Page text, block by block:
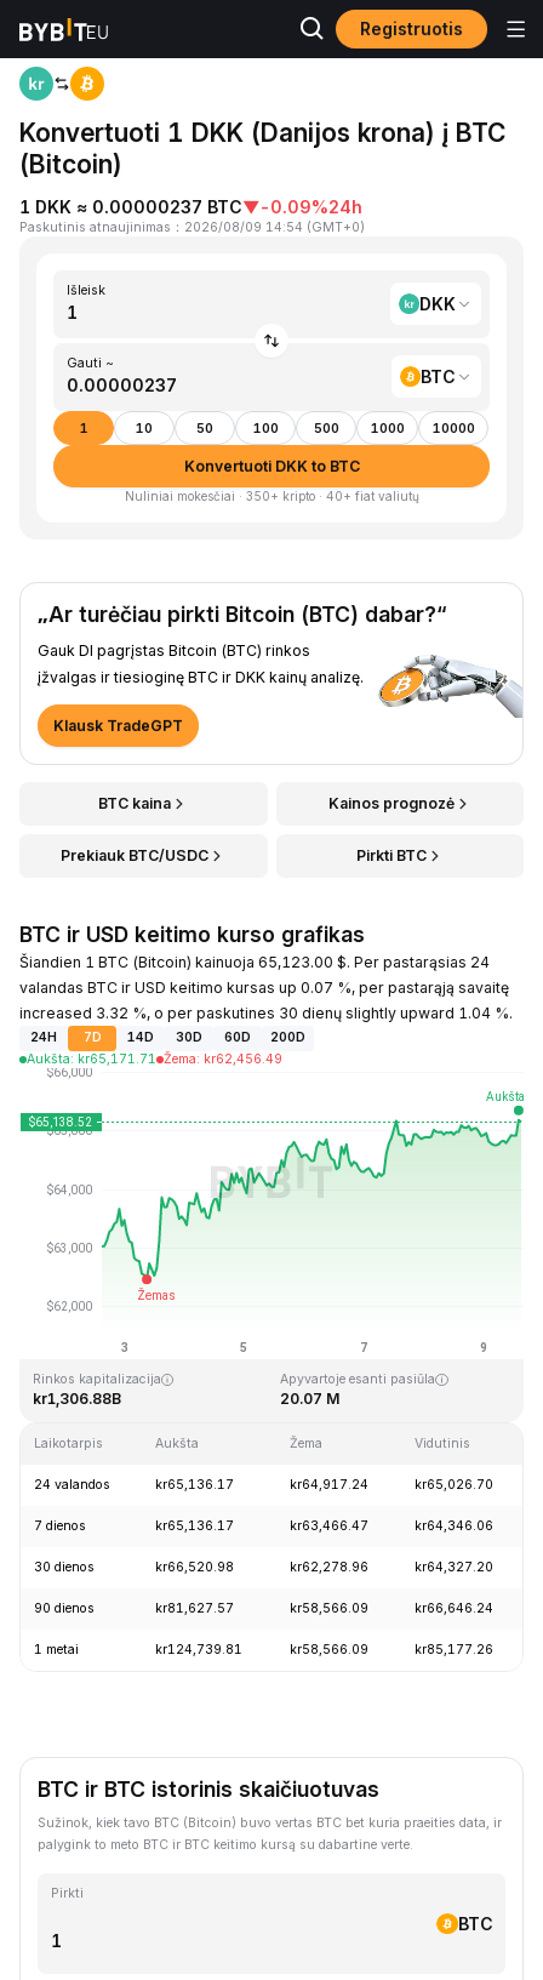
Registruotis
Pagrindinis
Konvertuoti 1 DKK (Danijos krona) į BTC
(Bitcoin)
1 DKK ≈ 0.00000237 BTC▼-0.09%24h
Paskutinis atnaujinimas ： 2026/08/09 14:54 (GMT+0)
Išleisk
DKK
Gauti ~
BTC
1 10 50 100 500 1000 10000
Konvertuoti DKK to BTC
Nuliniai mokesčiai · 350+ kripto · 40+ fiat valiutų
„Ar turėčiau pirkti Bitcoin (BTC) dabar?“
Gauk DI pagrįstas Bitcoin (BTC) rinkos
įžvalgas ir tiesioginę BTC ir DKK kainų analizę.
Klausk TradeGPT
BTC kaina Kainos prognozė
Prekiauk BTC/USDC Pirkti BTC
BTC ir USD keitimo kurso grafikas
Šiandien 1 BTC (Bitcoin) kainuoja 65,123.00 $. Per pastarąsias 24
valandas BTC ir USD keitimo kursas up 0.07 %, per pastarąją savaitę
increased 3.32 %, o per paskutines 30 dienų slightly upward 1.04 %.
24H 7D 14D 30D 60D
200D
Aukšta: kr65,171.71 Žema: kr62,456.49
Paskutinį kartą atnaujinta: 2026-08-09, 14:54 GMT+0
kr126,080.00
Rinkos kapitalizacija
kr1,306.88B
Apyvartoje esanti pasiūla
20.07 M
Laikotarpis Aukšta Žema Vidutinis
24 valandos kr65,136.17 kr64,917.24 kr65,026.70
7 dienos kr65,136.17 kr63,466.47 kr64,346.06
30 dienos kr66,520.98 kr62,278.96 kr64,327.20
90 dienos kr81,627.57 kr58,566.09 kr66,646.24
1 metai kr124,739.81 kr58,566.09 kr85,177.26
BTC ir BTC istorinis skaičiuotuvas
Sužinok, kiek tavo BTC (Bitcoin) buvo vertas BTC bet kuria praeities data, ir
palygink to meto BTC ir BTC keitimo kursą su dabartine verte.
Pirkti
BTC